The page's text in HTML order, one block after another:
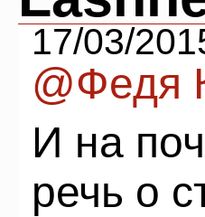
17/03/
@Федя
И на
речь о